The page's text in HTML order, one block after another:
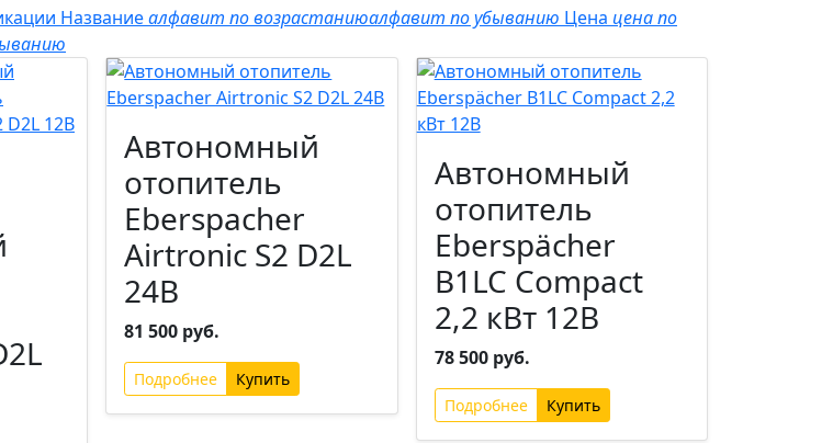
Названиеалфавит по возрастаниюалфавит по убыванию Цена цена по
Автономный
отопитель
Eberspacher
Airtronic S2 D2L
24В
81 500 руб.
Подробнее
Автономный
отопитель
Eberspächer
B1LC Compact
2,2 кВт 12В
78 500 руб.
Подробнее